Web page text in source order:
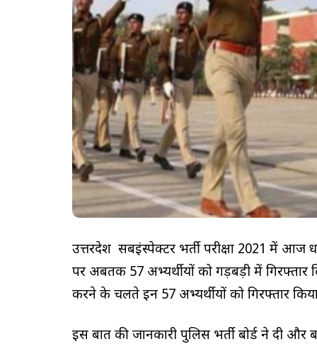
उत्तरप्रदेश सबइंस्पेक्टर भर्ती परीक्षा 2021 में
पर अबतक 57 अभ्यर्थीयों को गड़बड़ी में गिरफ्तार
करने के चलते इन 57 अभ्यर्थीयों को गिरफ्तार
इस बात की जानकारी पुलिस भर्ती बोर्ड ने दी